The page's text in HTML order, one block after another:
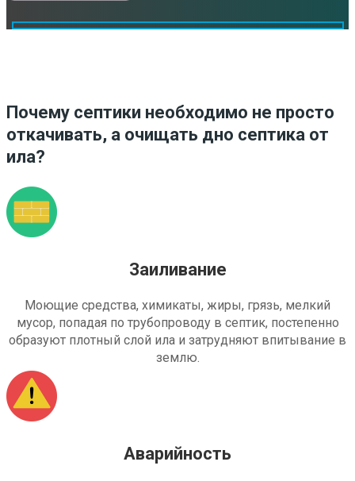
Почему септики необходимо не просто
откачивать, а очищать дно септика от
ила?
Заиливание
Моющие средства, химикаты, жиры, грязь, мелкий
мусор, попадая по трубопроводу в септик, постепенно
образуют плотный слой ила и затрудняют впитывание в
землю.
Аварийность